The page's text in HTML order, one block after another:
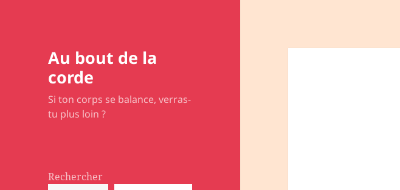
Au bout de la
corde
Si ton corps se balance, verras-
tu plus loin ?
Rechercher